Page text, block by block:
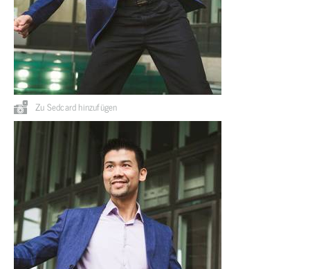
Zu Sedcard hinzufügen